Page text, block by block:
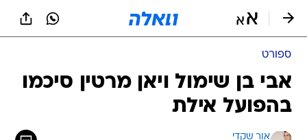
ספורט
אבי בן שימול ויאן מרטין סיכמו
בהפועל אילת
אור שקדי